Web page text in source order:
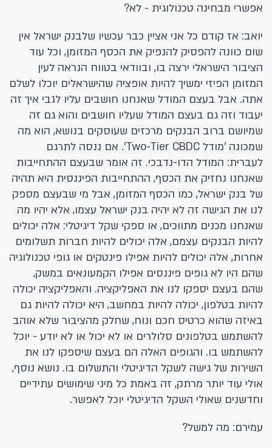
אפשרי מבחינה טכנולוגית - לא?
יואב: אז קודם כל אני אציין כבר עכשיו שלבנק ישראל אין
שום כוונה להפסיק להנפיק את הכסף המזומן, וכל עוד
הציבור הישראלי ירצה בו, ובוודאי בטווח הנראה לעין
המזומן הפיזי ימשיך להיות אופציה שהישראלים יוכלו לשלם
אתה. אבל בעצם המודל שאנחנו חושבים עליו לגבי איך זה
יעבוד וזה גם בעצם המודל שעליו חושבים והוא גם זה
שמיושם ברוב הבנקים מרכזים שעוסקים בנושא, הוא מה
שמכונה 'מודל Two-Tier CBDC'. אם ננסה לתרגם
לעברית: המודל הדו-נדבכי. זה אומר שבעצם ההתחייבות
שאנחנו נחזיק את הכסף, ההתחייבות הפיננסית היא תהיה
של בנק ישראל, כמו הכסף המזומן, אבל מי שבעצם מספק
לנו את הגישה זה לא יהיה בנק ישראל עצמו, אלא יהיו מה
שאנחנו מכנים מתווכים, או ספקי שקל דיגיטלי: אלה יכולים
להיות הבנקים עצמם, אלה יכולים להיות חברות תשלומים
אחרות, אלה יכולים להיות אפילו פינטקים או גופי טכנולוגיה
שהם היו לא גופים פיננסים אפילו הקמעונאים במשק,
שהם בעצם יספקו לנו את האפליקציה. והאפליקציה יכולה
להיות בטלפון, יכולה להיות במחשב, היא יכולה להיות גם
באיזה שהוא כרטיס חכם ונוח, שחלק מהציבור שלא אוהב
להשתמש בטלפונים סלולרים או לא יכול או לא יודע - יוכל
להשתמש בו. והגופים האלה הם בעצם שיספקו לנו את
השירות של גישה לשקל הדיגיטלי והתשלום בו. נושא נוסף,
אולי עוד יותר מרתק, זה באמת כל מיני שימושים עתידיים
וחדשנים שאולי השקל הדיגיטלי יוכל לאפשר.
עמירם: מה למשל?